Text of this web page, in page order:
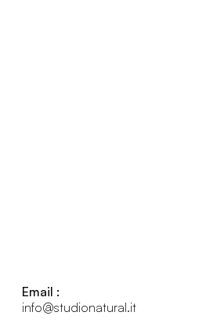
Email :
info@studionatural.it